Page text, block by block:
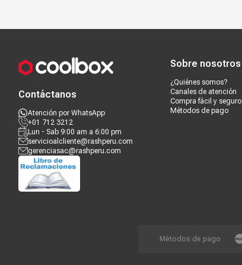
Contáctanos
Atención por WhatsApp
+01 712 3212
Lun - Sab 9:00 am a 6:00 pm
servicioalcliente@rashperu.com
gerenciasac@rashperu.com
Sobre nosotros
¿Quiénes somos?
Canales de atención
Compra fácil y seguro
Métodos de pago
Métodos de pago